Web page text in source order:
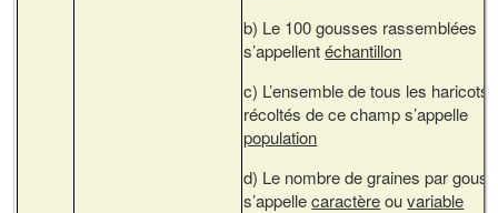
b) Le 100 gousses rassemblées
s’appellentéchantillon
c) L’ensemble de tous les haricots
récoltés de ce champ s’appelle
population
d) Le nombre de graines par
s’appellecaractèreouvariable